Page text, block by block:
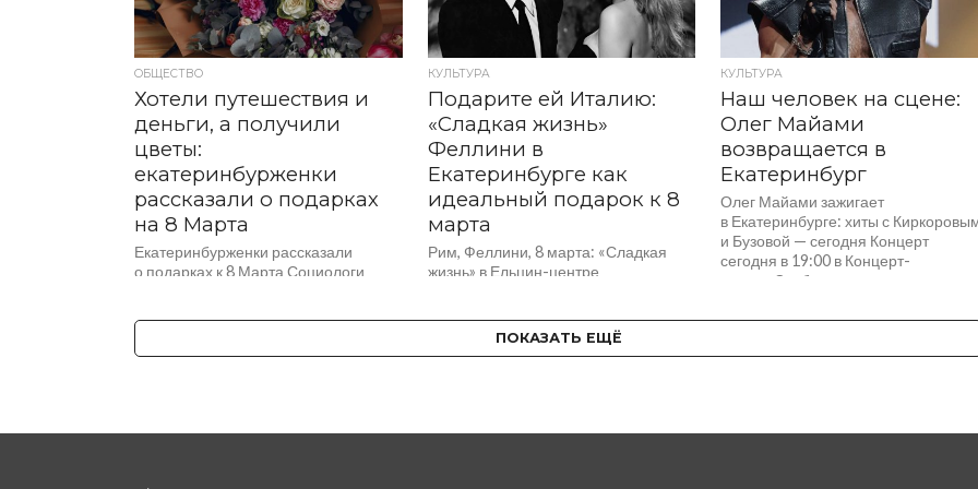
ОБЩЕСТВО
Хотели путешествия и
деньги, а получили
цветы:
екатеринбурженки
рассказали о подарках
на 8 Марта
Екатеринбурженки рассказали
о подарках к 8 Марта Социологи
на 8 марта. Оказалось, что
традиционные цветы и конфеты
КУЛЬТУРА
Подарите ей Италию:
«Сладкая жизнь»
Феллини в
Екатеринбурге как
идеальный подарок к 8
марта
Рим, Феллини, 8 марта: «Сладкая
жизнь» в Ельцин-центре
билет — 400 рублей. Фильм покажут
на итальянском языке (языке
КУЛЬТУРА
Наш человек на сцене:
Олег Майами
возвращается в
Екатеринбург
Олег Майами зажигает
в Екатеринбурге: хиты с
и Бузовой — сегодня Концерт
сегодня в 19:00 в Концерт-
холле «Свобода»,
обещает зажечь зал и подарить
екатеринбурженкам....
ПОКАЗАТЬ ЕЩЁ